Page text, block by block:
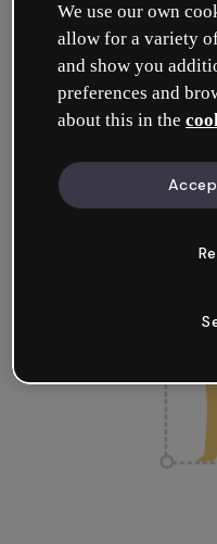
We use our own
allow for a variety
and show you
preferences and
about this in the